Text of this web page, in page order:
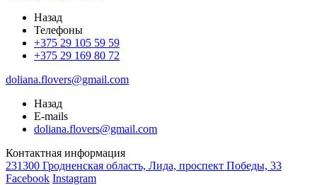
Назад
Телефоны
+375 29 105 59 59
+375 29 169 80 72
doliana.flovers@gmail.com
Назад
E-mails
doliana.flovers@gmail.com
Контактная информация
231300 Гродненская область, Лида, проспект Победы, 33
Facebook Instagram